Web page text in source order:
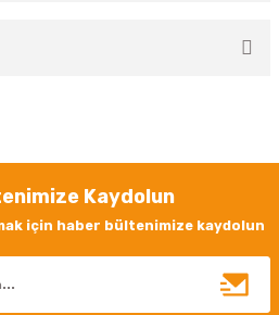
ederiz.
görüntülenemiyor.
Kaydolun
için haber bültenimize kaydolun